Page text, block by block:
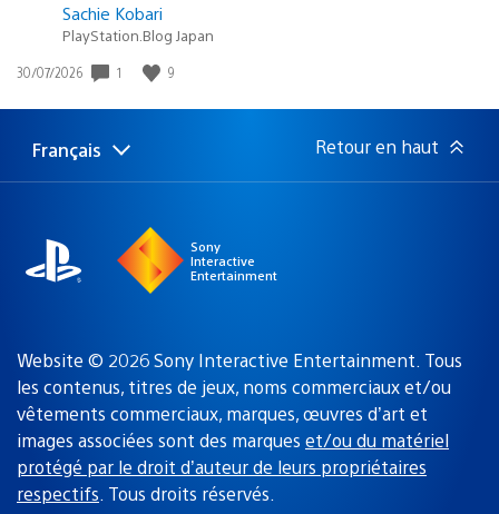
Sachie Kobari
PlayStation.Blog Japan
Date
publication
30/07/2026 1 9
Choisir
une
Région
actuelle
Français Retour en haut
Sony
Interactive
Entertainment
Website © 2026 Sony Interactive Entertainment. Tous
les contenus, titres de jeux, noms commerciaux et/ou
vêtements commerciaux, marques, œuvres d’art et
images associées sont des marques et/ou du matériel
protégé par le droit d’auteur de leurs propriétaires
respectifs. Tous droits réservés.